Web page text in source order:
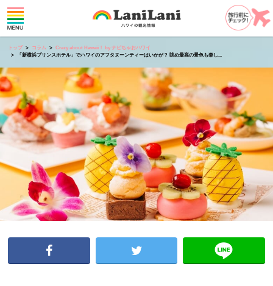
トップ コラム
Crazy about Hawaii！ by ナビちゃおハワイ
「新横浜プリンスホテル」でハワイのアフタヌーンティーはいかが？ 眺め最高の景色も楽し...